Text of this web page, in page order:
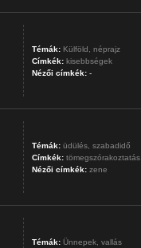
Témák: Külföld,
néprajz
Címkék: kisebbségek
Nézői címkék:-
Témák: üdülés, szabadidő
Címkék: tömegszórakoztatás,
Nézői címkék: zene
Témák: Ünnepek, vallás